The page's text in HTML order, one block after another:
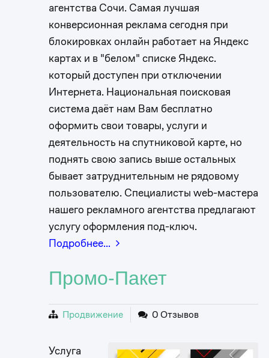
агентства Сочи. Самая лучшая
конверсионная реклама сегодня при
блокировках онлайн работает на Яндекс
картах и в "белом" списке Яндекс.
который доступен при отключении
Интернета. Национальная поисковая
система даёт нам Вам бесплатно
оформить свои товары, услуги и
деятельность на спутниковой карте, но
поднять свою запись выше остальных
бывает затруднительным не рядовому
пользователю. Специалисты web-мастера
нашего рекламного агентства предлагают
услугу оформления под-ключ.
Подробнее…
Промо-Пакет
Продвижение 0 Отзывов
Услуга